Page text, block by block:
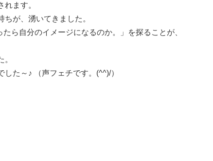
ます。
が、湧いてきました。
ら自分のイメージになるのか。」を探ることが、
た～♪ （声フェチです。(^^)/）